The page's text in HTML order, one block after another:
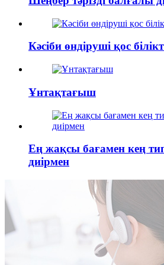
Кәсіби өндіруші қос
Ұнтақтағыш
Ең жақсы бағамен кең
диірмен